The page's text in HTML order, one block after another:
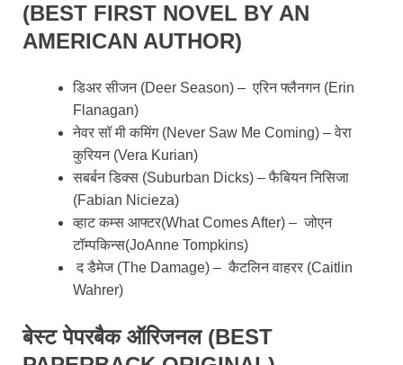
(BEST FIRST NOVEL BY AN
AMERICAN AUTHOR)
डिअर सीजन (Deer Season) – एरिन फ्लैनगन (Erin
Flanagan)
नेवर सॉ मी कमिंग (Never Saw Me Coming) – वेरा
कुरियन (Vera Kurian)
सबर्बन डिक्स (Suburban Dicks) – फैबियन निसिजा
(Fabian Nicieza)
व्हाट कम्स आफ्टर(What Comes After) – जोएन
टॉम्पकिन्स(JoAnne Tompkins)
द डैमेज (The Damage) – कैटलिन वाहरर (Caitlin
Wahrer)
बेस्ट पेपरबैक ऑरिजनल (BEST